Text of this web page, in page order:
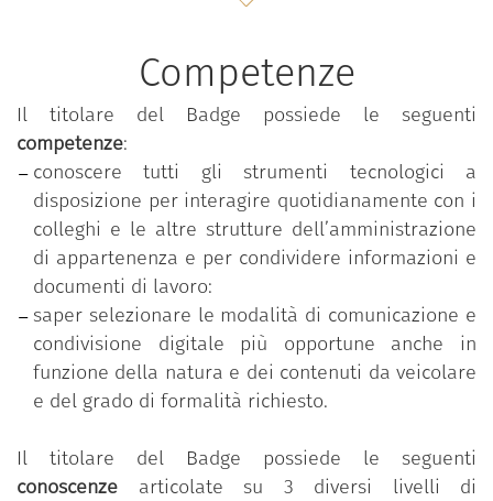
comunicazione e condivisione digitale più
opportune, anche in funzione della natura e
dei contenuti da veicolare e del grado di
formalità richiesto.
Il percorso “Comunicare e condividere all’interno
dell’amministrazione”è parte del programma
formativo “Competenze digitali per la PA”, che mira
a rafforzare le competenze digitali comuni a tutti i
dipendenti pubblici al fine di accrescere la
propensione complessiva al cambiamento e
all’innovazione nella pubblica amministrazione. Il
programma è messo a disposizione gratuitamente
dal Dipartimento della funzione pubblica della
Presidenza del Consiglio dei ministri.
Competenze
Il titolare del Badge possiede le seguenti
competenze:
conoscere tutti gli strumenti tecnologici a
disposizione per interagire quotidianamente con i
colleghi e le altre strutture dell’amministrazione
di appartenenza e per condividere informazioni e
documenti di lavoro:
saper selezionare le modalità di comunicazione e
condivisione digitale più opportune anche in
funzione della natura e dei contenuti da veicolare
e del grado di formalità richiesto.
Il titolare del Badge possiede le seguenti
conoscenze articolate su 3 diversi livelli di